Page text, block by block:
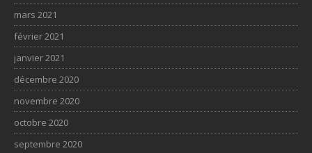
mars 2021
février 2021
janvier 2021
décembre 2020
novembre 2020
octobre 2020
septembre 2020